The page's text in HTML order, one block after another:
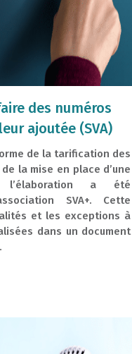
des numéros
ajoutée (SVA)
de la tarification des
la mise en place d’une
l’élaboration a été
SVA+. Cette
et les exceptions à
dans un document